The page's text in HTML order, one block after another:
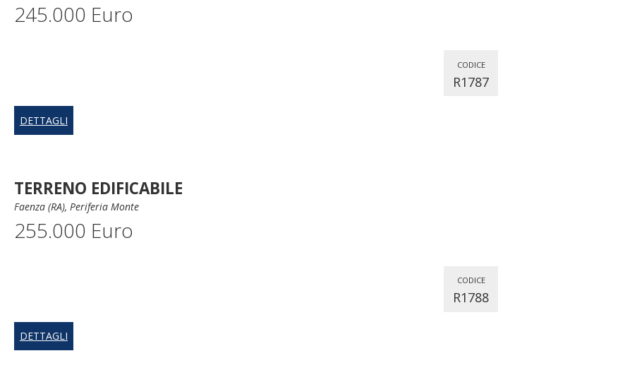
245.000 Euro
CODICE
R1787
DETTAGLI
TERRENO EDIFICABILE
Faenza (RA), Periferia Monte
255.000 Euro
CODICE
R1788
DETTAGLI